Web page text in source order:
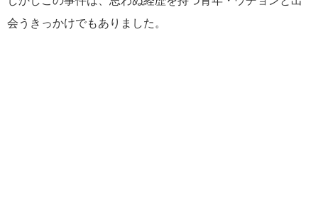
会うきっかけでもありました。